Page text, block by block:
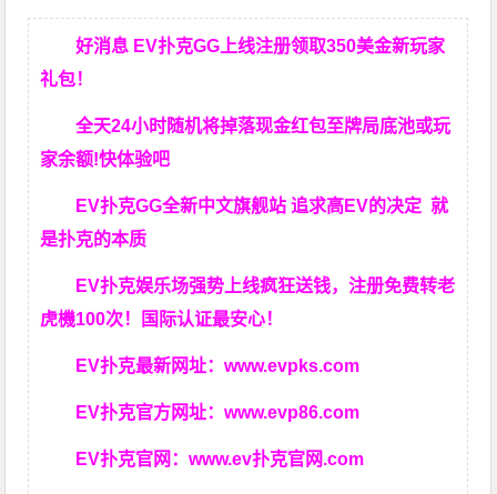
好消息 EV扑克GG上线注册领取350美金新玩家
礼包！
全天24小时随机将掉落现金红包至牌局底池或玩
家余额!快体验吧
EV扑克GG全新中文旗舰站 追求高EV的决定就
是扑克的本质
EV扑克娱乐场强势上线疯狂送钱，注册免费转老
虎機100次！国际认证最安心！
EV扑克最新网址：www.evpks.com
EV扑克官方网址：www.evp86.com
EV扑克官网：www.ev扑克官网.com